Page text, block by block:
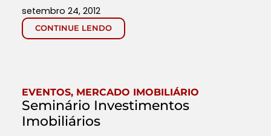
CONTINUE LENDO
setembro 24, 2012
EVENTOS, MERCADO IMOBILIÁRIO
Seminário Investimentos
Imobiliários